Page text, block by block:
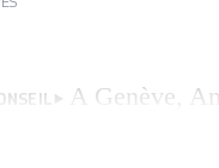
A Genève,